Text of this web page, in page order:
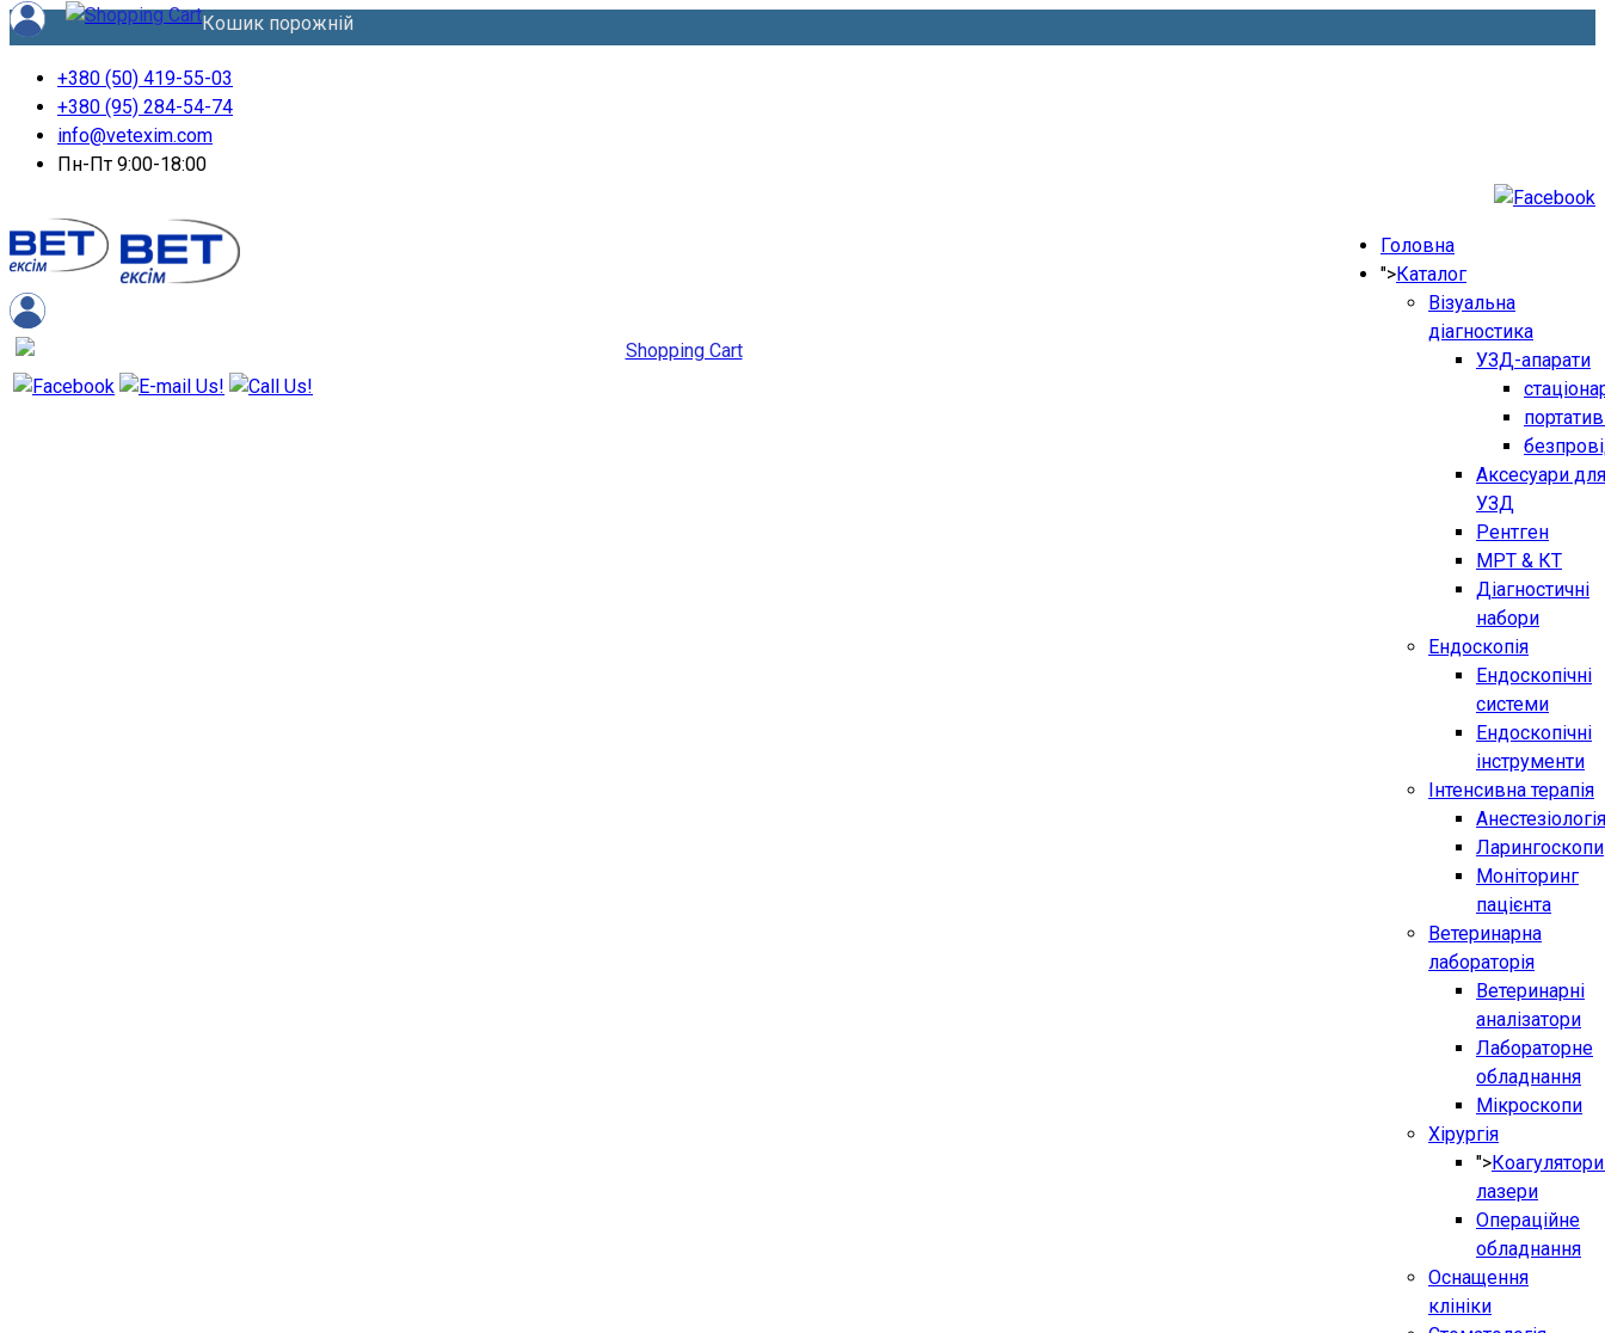
Кошик порожній
+380 (50) 419-55-03
+380 (95) 284-54-74
info@vetexim.com
Пн-Пт 9:00-18:00
Головна
">Каталог
Візуальна
діагностика
УЗД-апарати
Аксесуари для
УЗД
Рентген
МРТ & КТ
Діагностичні
набори
Ендоскопія
Ендоскопічні
системи
Ендоскопічні
інструменти
Інтенсивна терапія
Анестезіологія
Ларингоскопи
Моніторинг
пацієнта
Ветеринарна
лабораторія
Ветеринарні
аналізатори
Лабораторне
обладнання
Мікроскопи
Хірургія
">
лазери
Операційне
обладнання
Оснащення
клініки